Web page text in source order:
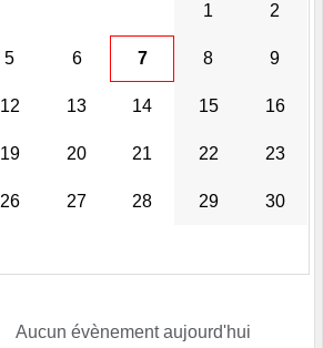
1 2
5 6 7 8 9
12 13 14 15 16
19 20 21 22 23
26 27 28 29 30
Aucun évènement aujourd'hui